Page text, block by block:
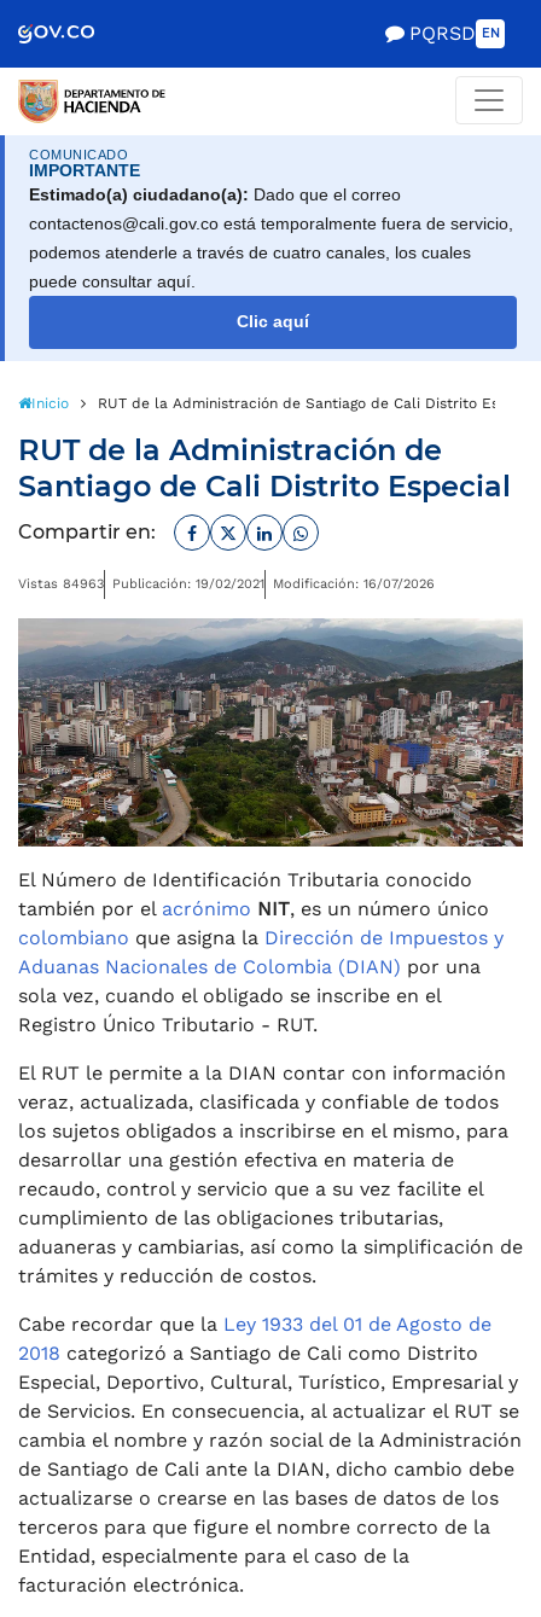
de Gobierno
PQRSD EN
COMUNICADO
IMPORTANTE
Estimado(a) ciudadano(a): Dado que el correo
contactenos@cali.gov.co está temporalmente fuera de servicio,
podemos atenderle a través de cuatro canales, los cuales
puede consultar aquí.
Clic aquí
Inicio RUT de la Administración de Santiago de Cali Distrito Especial
RUT de la Administración de
Santiago de Cali Distrito Especial
Compartir en: Facebook
TwitterLinkedinWhatsapp
Vistas 84963 Publicación: 19/02/2021 Modificación: 16/07/2026
El Número de Identificación Tributaria conocido
también por el acrónimo NIT, es un número único
colombiano que asigna la Dirección de Impuestos y
Aduanas Nacionales de Colombia (DIAN) por una
sola vez, cuando el obligado se inscribe en el
Registro Único Tributario - RUT.
El RUT le permite a la DIAN contar con información
veraz, actualizada, clasificada y confiable de todos
los sujetos obligados a inscribirse en el mismo, para
desarrollar una gestión efectiva en materia de
recaudo, control y servicio que a su vez facilite el
cumplimiento de las obligaciones tributarias,
aduaneras y cambiarias, así como la simplificación de
trámites y reducción de costos.
Cabe recordar que la Ley 1933 del 01 de Agosto de
2018 categorizó a Santiago de Cali como Distrito
Especial, Deportivo, Cultural, Turístico, Empresarial y
de Servicios. En consecuencia, al actualizar el RUT se
cambia el nombre y razón social de la Administración
de Santiago de Cali ante la DIAN, dicho cambio debe
actualizarse o crearse en las bases de datos de los
terceros para que figure el nombre correcto de la
Entidad, especialmente para el caso de la
facturación electrónica.